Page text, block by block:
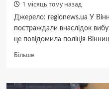
1 місяць тому назад
Джерело: regionews.ua У
постраждали внаслідок
це повідомила поліція
БільшеДокладніше
Вінниці